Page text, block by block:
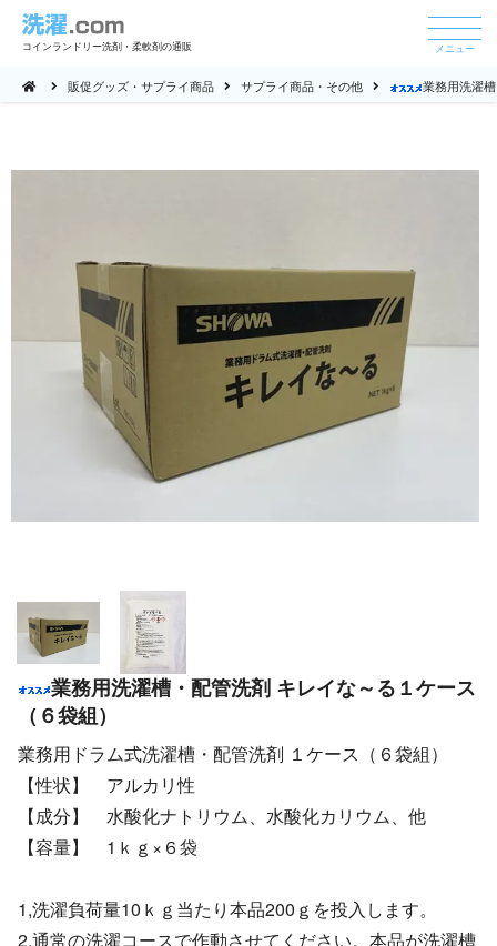
コインランドリー洗剤・柔軟剤の通販 メニュー
販促グッズ・サプライ商品 サプライ商品・その他 業務用洗濯
業務用洗濯槽・配管洗剤 キレイな～る１ケース
（６袋組）
業務用ドラム式洗濯槽・配管洗剤 １ケース（６袋組）
【性状】 アルカリ性
【成分】 水酸化ナトリウム、水酸化カリウム、他
【容量】 1ｋｇ×６袋
1,洗濯負荷量10ｋｇ当たり本品200ｇを投入します。
2,通常の洗濯コースで作動させてください。本品が洗濯槽